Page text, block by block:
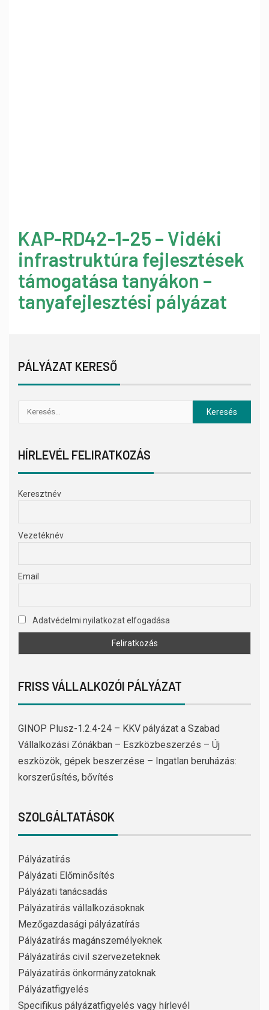
KAP-RD42-1-25 – Vidéki
infrastruktúra fejlesztések
támogatása tanyákon –
tanyafejlesztési pályázat
PÁLYÁZAT KERESŐ
HÍRLEVÉL FELIRATKOZÁS
Keresztnév
Vezetéknév
Email
Adatvédelmi nyilatkozat elfogadása
FRISS VÁLLALKOZÓI PÁLYÁZAT
GINOP Plusz-1.2.4-24 – KKV pályázat a Szabad
Vállalkozási Zónákban – Eszközbeszerzés – Új
eszközök, gépek beszerzése – Ingatlan beruházás:
korszerűsítés, bővítés
SZOLGÁLTATÁSOK
Pályázatírás
Pályázati Előminősítés
Pályázati tanácsadás
Pályázatírás vállalkozásoknak
Mezőgazdasági pályázatírás
Pályázatírás magánszemélyeknek
Pályázatírás civil szervezeteknek
Pályázatírás önkormányzatoknak
Pályázatfigyelés
Specifikus pályázatfigyelés vagy hírlevél